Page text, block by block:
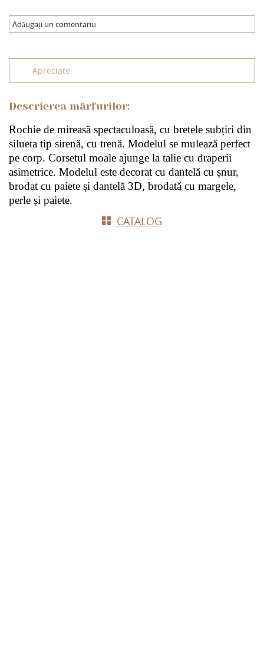
Adăugați un comentariu
Apreciate
Descrierea mărfurilor:
Rochie de mireasă spectaculoasă, cu bretele subțiri din
silueta tip sirenă, cu trenă. Modelul se mulează perfect
pe corp. Corsetul moale ajunge la talie cu draperii
asimetrice. Modelul este decorat cu dantelă cu șnur,
brodat cu paiete și dantelă 3D, brodată cu margele,
perle și paiete.
СATALOG